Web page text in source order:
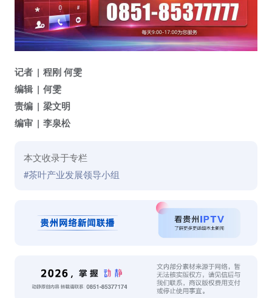
记者
程刚 何雯
编辑
何雯
责编
梁文明
编审
李泉松
本文收录于专栏
#茶叶产业发展领导小组